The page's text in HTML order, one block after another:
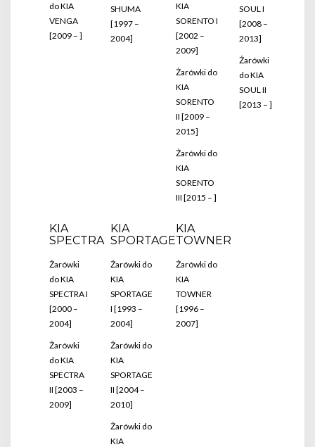
do KIA
VENGA
[2009 – ]
SHUMA
[1997 –
2004]
KIA
SORENTO I
[2002 –
2009]
Żarówki do
KIA
SORENTO
II [2009 –
2015]
Żarówki do
KIA
SORENTO
III [2015 – ]
SOUL I
[2008 –
2013]
Żarówki
do KIA
SOUL II
[2013 – ]
KIA
SPECTRA
Żarówki
do KIA
SPECTRA I
[2000 –
2004]
Żarówki
do KIA
SPECTRA
II [2003 –
2009]
KIA
SPORTAGE
Żarówki do
KIA
SPORTAGE
I [1993 –
2004]
Żarówki do
KIA
SPORTAGE
II [2004 –
2010]
Żarówki do
KIA
KIA
TOWNER
Żarówki do
KIA
TOWNER
[1996 –
2007]